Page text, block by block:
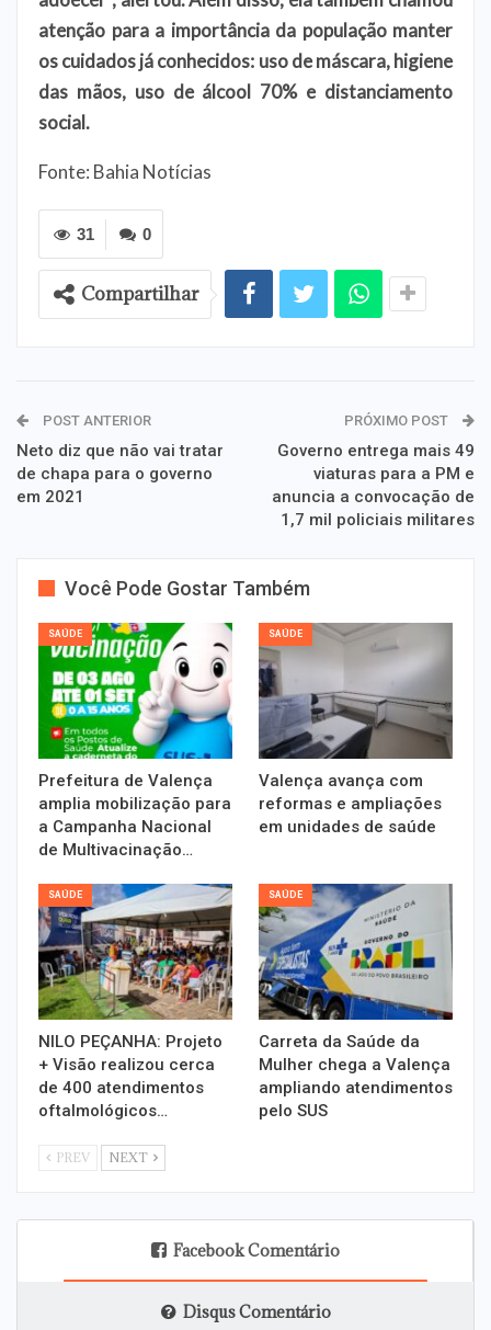
atenção para a importância da população manter
os cuidados já conhecidos: uso de máscara, higiene
das mãos, uso de álcool 70% e distanciamento
social.
Fonte: Bahia Notícias
0
31
Compartilhar
POST ANTERIOR
Neto diz que não vai tratar
de chapa para o governo
em 2021
PRÓXIMO POST
Governo entrega mais 49
viaturas para a PM e
anuncia a convocação de
1,7 mil policiais militares
Você Pode Gostar Também
SAÚDE
Prefeitura de Valença
amplia mobilização para
a Campanha Nacional
de Multivacinação…
SAÚDE
Valença avança com
reformas e ampliações
em unidades de saúde
SAÚDE
NILO PEÇANHA: Projeto
+ Visão realizou cerca
de 400 atendimentos
oftalmológicos…
SAÚDE
Carreta da Saúde da
Mulher chega a Valença
ampliando atendimentos
pelo SUS
PREV NEXT
Facebook Comentário
Disqus Comentário